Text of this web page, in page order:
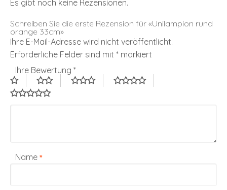
Es gibt noch keine Rezensionen.
Schreiben Sie die erste Rezension für «Unilampion rund
orange 33cm»
Ihre E-Mail-Adresse wird nicht veröffentlicht.
Erforderliche Felder sind mit * markiert
Ihre Bewertung *
Name *